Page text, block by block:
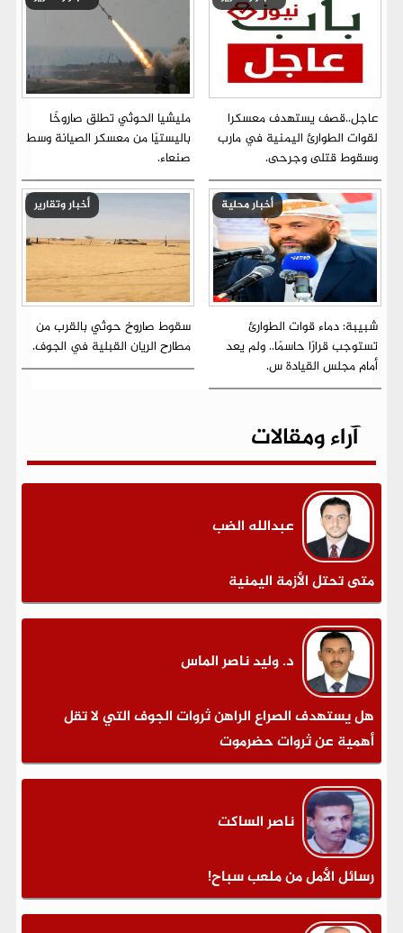
عاجل..قصف يستهدف معسكرا
لقوات الطوارئ اليمنية في مارب
وسقوط قتلى وجرحى.
مليشيا الحوثي تطلق صاروخًا
باليستيًا من معسكر الصيانة وسط
صنعاء.
أخبار محلية
شبيبة: دماء قوات الطوارئ
تستوجب قرارًا حاسمًا.. ولم يعد
أمام مجلس القيادة س.
أخبار وتقارير
سقوط صاروخ حوثي بالقرب من
مطارح الريان القبلية في الجوف.
آراء ومقالات
عبدالله الضب
متى تحتل الأزمة اليمنية
د. وليد ناصر الماس
هل يستهدف الصراع الراهن ثروات الجوف التي لا تقل
أهمية عن ثروات حضرموت
ناصر الساكت
رسائل الأمل من ملعب سباح!